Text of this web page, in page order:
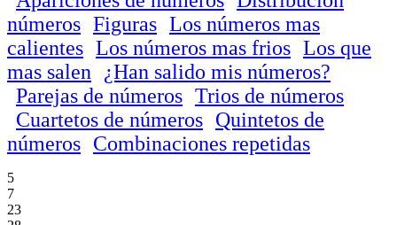
números Figuras Los números mas
calientes Los números mas frios Los que
mas salen
¿Han salido mis números?
Parejas de números Trios de números
Cuartetos de números Quintetos de
números Combinaciones repetidas
5
7
23